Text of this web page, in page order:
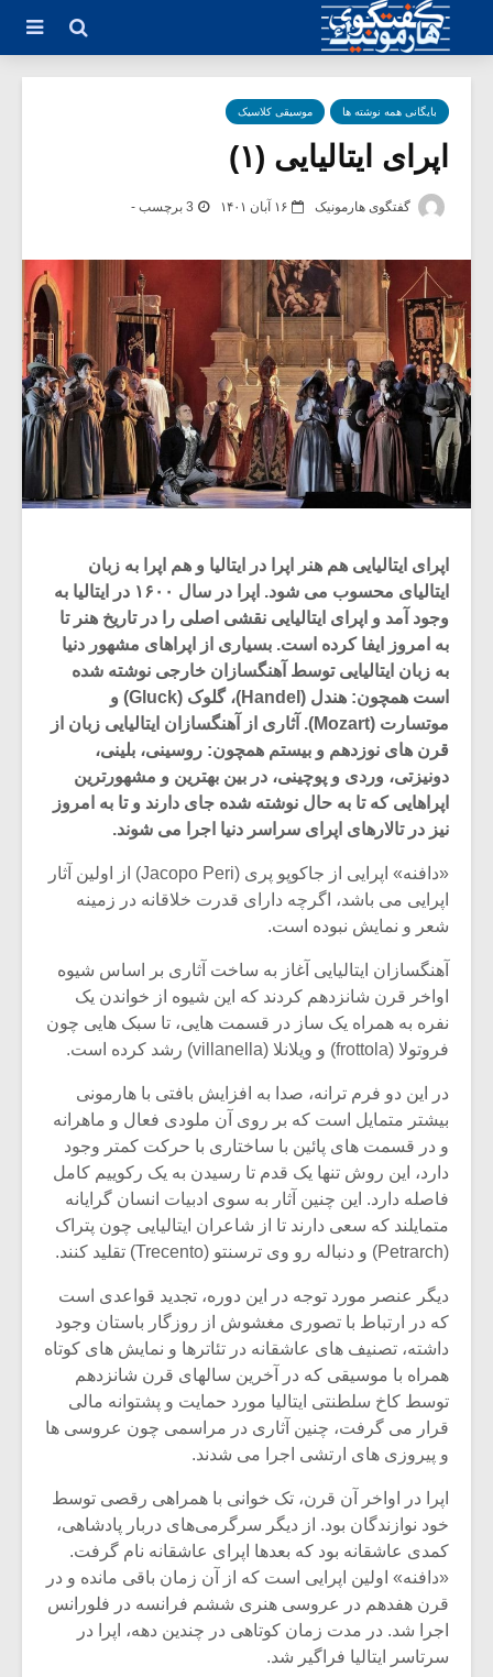
بایگانی همه نوشته ها موسیقی کلاسیک
اپرای ایتالیایی (۱)
گفتگوی هارمونیک ۱۶ آبان ۱۴۰۱ 3 برچسب -
اپرای ایتالیایی هم هنر اپرا در ایتالیا و هم اپرا به زبان
ایتالیای محسوب می شود. اپرا در سال ۱۶۰۰ در ایتالیا به
وجود آمد و اپرای ایتالیایی نقشی اصلی را در تاریخ هنر تا
به امروز ایفا کرده است. بسیاری از اپراهای مشهور دنیا
به زبان ایتالیایی توسط آهنگسازان خارجی نوشته شده
است همچون: هندل (Handel)، گلوک (Gluck) و
موتسارت (Mozart). آثاری از آهنگسازان ایتالیایی زبان از
قرن های نوزدهم و بیستم همچون: روسینی، بلینی،
دونیزتی، وردی و پوچینی، در بین بهترین و مشهورترین
اپراهایی که تا به حال نوشته شده جای دارند و تا به امروز
نیز در تالارهای اپرای سراسر دنیا اجرا می شوند.
«دافنه» اپرایی از جاکوپو پری (Jacopo Peri) از اولین آثار
اپرایی می باشد، اگرچه دارای قدرت خلاقانه در زمینه
شعر و نمایش نبوده است.
آهنگسازان ایتالیایی آغاز به ساخت آثاری بر اساس شیوه
اواخر قرن شانزدهم کردند که این شیوه از خواندن یک
نفره به همراه یک ساز در قسمت هایی، تا سبک هایی چون
فروتولا (frottola) و ویلانلا (villanella) رشد کرده است.
در این دو فرم ترانه، صدا به افزایش بافتی با هارمونی
بیشتر متمایل است که بر روی آن ملودی فعال و ماهرانه
و در قسمت های پائین با ساختاری با حرکت کمتر وجود
دارد، این روش تنها یک قدم تا رسیدن به یک رکوییم کامل
فاصله دارد. این چنین آثار به سوی ادبیات انسان گرایانه
متمایلند که سعی دارند تا از شاعران ایتالیایی چون پتراک
(Petrarch) و دنباله رو وی ترسنتو (Trecento) تقلید کنند.
دیگر عنصر مورد توجه در این دوره، تجدید قواعدی است
که در ارتباط با تصوری مغشوش از روزگار باستان وجود
داشته، تصنیف های عاشقانه در تئاترها و نمایش های کوتاه
همراه با موسیقی که در آخرین سالهای قرن شانزدهم
توسط کاخ سلطنتی ایتالیا مورد حمایت و پشتوانه مالی
قرار می گرفت، چنین آثاری در مراسمی چون عروسی ها
و پیروزی های ارتشی اجرا می شدند.
اپرا در اواخر آن قرن، تک خوانی با همراهی رقصی توسط
خود نوازندگان بود. از دیگر سرگرمی‌های دربار پادشاهی،
کمدی عاشقانه بود که بعدها اپرای عاشقانه نام گرفت.
«دافنه» اولین اپرایی است که از آن زمان باقی مانده و در
قرن هفدهم در عروسی هنری ششم فرانسه در فلورانس
اجرا شد. در مدت زمان کوتاهی در چندین دهه، اپرا در
سرتاسر ایتالیا فراگیر شد.
میکلوش روژا
یادداشتی بر موسیقی
متن فیلم «متری
اگر نمی توانی
مشهورترین باشی،
بدنام ترین باش
موریس ژار
دوره
برگزار